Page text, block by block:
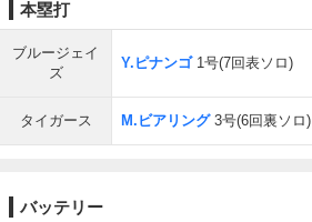
本塁打
ブルージェイ
ズ
Y.ピナンゴ1号(7回表ソロ)
タイガース M.ビアリング3号(6回裏ソロ)
バッテリー